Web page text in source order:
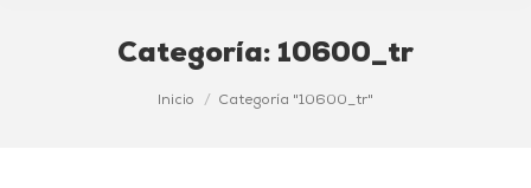
Categoría: 10600_tr
Inicio Categoría "10600_tr"